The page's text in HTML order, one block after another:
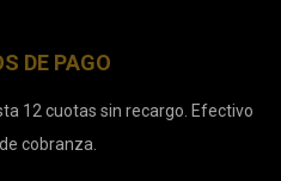
DE PAGO
12 cuotas sin recargo. Efectivo
cobranza.